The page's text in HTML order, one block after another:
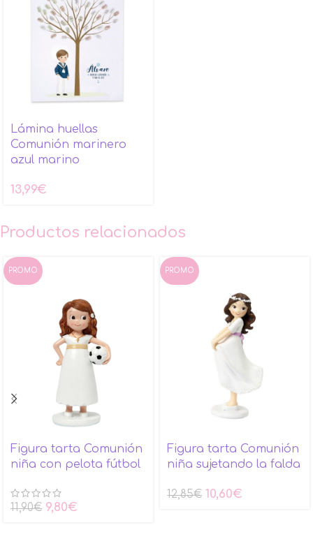
Lámina huellas
Comunión marinero
azul marino
13,99€
Productos relacionados
PROMO
Figura tarta Comunión
niña con pelota fútbol
11,90€ 9,80€
PROMO
Figura tarta Comunión
niña sujetando la falda
12,85€ 10,60€